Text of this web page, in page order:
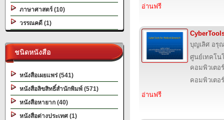
ภาษาศาสตร์ (10)
วรรณคดี (1)
ชนิดหนังสือ
หนังสือเผยแพร่ (541)
หนังสือลิขสิทธิ์สำนักพิมพ์ (571)
หนังสือหายาก (40)
หนังสือต่างประเทศ (1)
อ่านฟรี
บุญเลิศ อรุ
ศูนย์เทคโน
คอมพิวเตอ
คอมพิวเตอร์
อ่านฟรี